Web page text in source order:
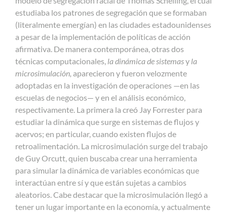
estudiaba los patrones de segregación que se formaban
(literalmente emergían) en las ciudades estadounidenses
a pesar de la implementación de políticas de acción
afirmativa. De manera contemporánea, otras dos
técnicas computacionales, la dinámica de sistemasy la
microsimulación, aparecieron y fueron velozmente
adoptadas en la investigación de operaciones —en las
escuelas de negocios— y en el análisis económico,
respectivamente. La primera la creó Jay Forrester para
estudiar la dinámica que surge en sistemas de flujos y
acervos; en particular, cuando existen flujos de
retroalimentación. La microsimulación surge del trabajo
de Guy Orcutt, quien buscaba crear una herramienta
para simular la dinámica de variables económicas que
interactúan entre sí y que están sujetas a cambios
aleatorios. Cabe destacar que la microsimulación llegó a
tener un lugar importante en la economía, y actualmente